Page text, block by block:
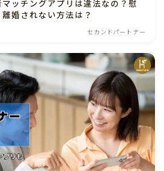
マッチングアプリは違法なの？慰
婚されない方法は？
セカンドパートナー